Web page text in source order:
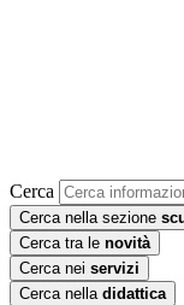
Cerca
Cerca nella sezione
Cerca tra le novità
Cerca nei servizi
Cerca nella didattica